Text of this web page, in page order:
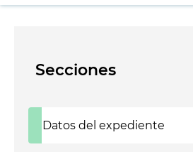
Secciones
Datos del expediente